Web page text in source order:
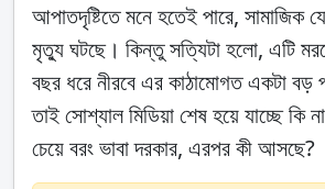
আপাতদৃষ্টিতে মনে হতেই পারে, সামাজিক
মৃত্যু ঘটছে। কিন্তু সত্যিটা হলো, এটি
বছর ধরে নীরবে এর কাঠামোগত একটা বড়
তাই সোশ্যাল মিডিয়া শেষ হয়ে যাচ্ছে কি
চেয়ে বরং ভাবা দরকার, এরপর কী আসছে?